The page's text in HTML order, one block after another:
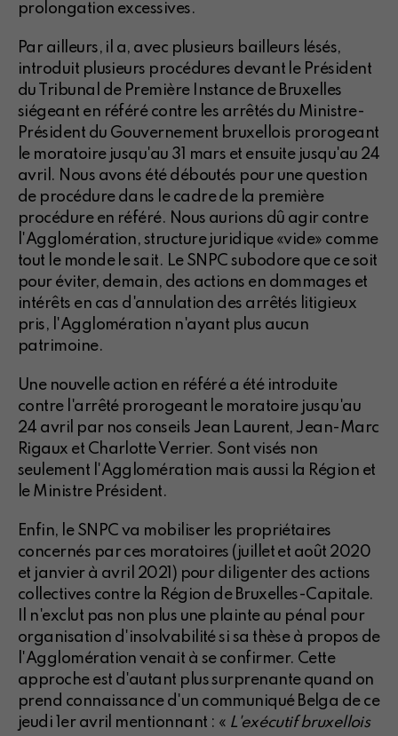
prolongation excessives.
Par ailleurs, il a, avec plusieurs bailleurs lésés,
introduit plusieurs procédures devant le Président
du Tribunal de Première Instance de Bruxelles
siégeant en référé contre les arrêtés du Ministre-
Président du Gouvernement bruxellois prorogeant
le moratoire jusqu'au 31 mars et ensuite jusqu'au 24
avril. Nous avons été déboutés pour une question
de procédure dans le cadre de la première
procédure en référé. Nous aurions dû agir contre
l'Agglomération, structure juridique «vide» comme
tout le monde le sait. Le SNPC subodore que ce soit
pour éviter, demain, des actions en dommages et
intérêts en cas d'annulation des arrêtés litigieux
pris, l'Agglomération n'ayant plus aucun
patrimoine.
Une nouvelle action en référé a été introduite
contre l'arrêté prorogeant le moratoire jusqu'au
24 avril par nos conseils Jean Laurent, Jean-Marc
Rigaux et Charlotte Verrier. Sont visés non
seulement l'Agglomération mais aussi la Région et
le Ministre Président.
Enfin, le SNPC va mobiliser les propriétaires
concernés par ces moratoires (juillet et août 2020
et janvier à avril 2021) pour diligenter des actions
collectives contre la Région de Bruxelles-Capitale.
Il n'exclut pas non plus une plainte au pénal pour
organisation d'insolvabilité si sa thèse à propos de
l'Agglomération venait à se confirmer. Cette
approche est d'autant plus surprenante quand on
prend connaissance d'un communiqué Belga de ce
jeudi 1er avril mentionnant : « L'exécutif bruxellois